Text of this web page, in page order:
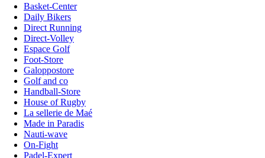
Basket-Center
Daily Bikers
Direct Running
Direct-Volley
Espace Golf
Foot-Store
Galoppostore
Golf and co
Handball-Store
House of Rugby
La sellerie de Maé
Made in Paradis
Nauti-wave
On-Fight
Padel-Expert